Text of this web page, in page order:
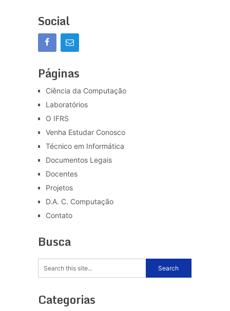
Social
Páginas
Ciência da Computação
Laboratórios
O IFRS
Venha Estudar Conosco
Técnico em Informática
Documentos Legais
Docentes
Projetos
D.A. C. Computação
Contato
Busca
Categorias